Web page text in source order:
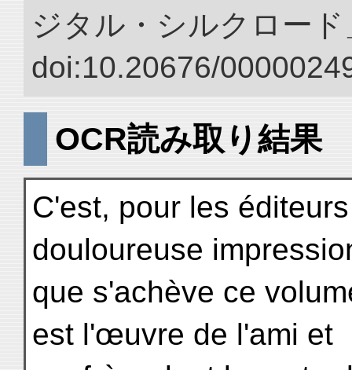
ジタル・シルクロー
doi:10.20676/
OCR読み取り結果
C'est, pour les
douloureuse
que s'achève ce
est l'œuvre de l'ami et